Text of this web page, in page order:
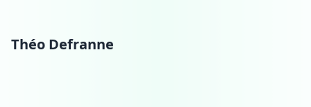
Théo Defranne